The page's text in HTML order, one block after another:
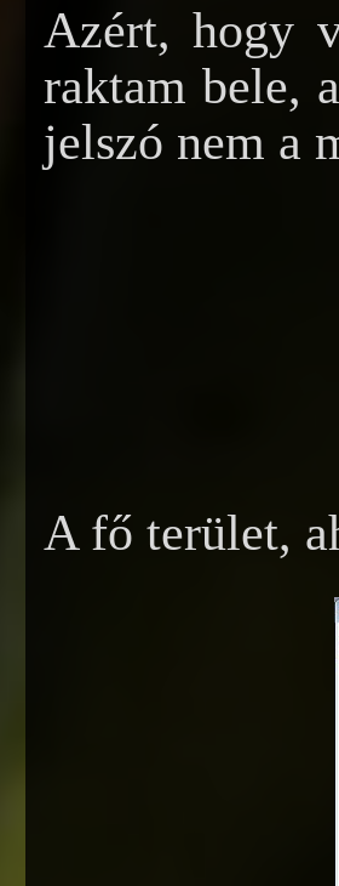
Azért, hogy
raktam bele,
jelszó nem a
A fő terület,